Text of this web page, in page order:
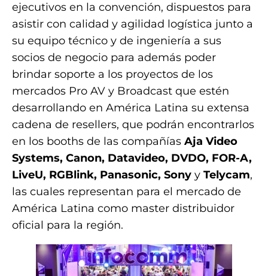
ejecutivos en la convención, dispuestos para
asistir con calidad y agilidad logística junto a
su equipo técnico y de ingeniería a sus
socios de negocio para además poder
brindar soporte a los proyectos de los
mercados Pro AV y Broadcast que estén
desarrollando en América Latina su extensa
cadena de resellers, que podrán encontrarlos
en los booths de las compañías Aja Video
Systems, Canon, Datavideo, DVDO, FOR-A,
LiveU, RGBlink, Panasonic, Sony y Telycam,
las cuales representan para el mercado de
América Latina como master distribuidor
oficial para la región.